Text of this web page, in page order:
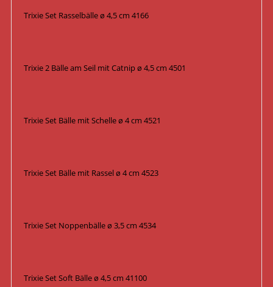
Trixie Set Rasselbälle ø 4,5 cm 4166
Trixie 2 Bälle am Seil mit Catnip ø 4,5 cm 4501
Trixie Set Bälle mit Schelle ø 4 cm 4521
Trixie Set Bälle mit Rassel ø 4 cm 4523
Trixie Set Noppenbälle ø 3,5 cm 4534
Trixie Set Soft Bälle ø 4,5 cm 41100